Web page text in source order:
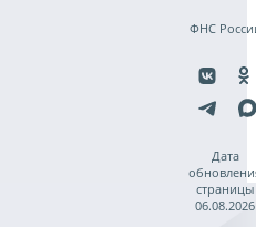
ФНС
Дата
страницы
06.08.2026